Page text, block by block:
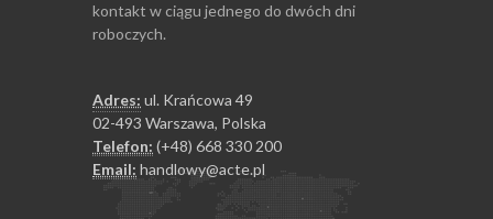
kontakt w ciągu jednego do dwóch dni
roboczych.
Adres: ul. Krańcowa 49
02-493 Warszawa, Polska
Telefon: (+48) 668 330 200
Email: handlowy@acte.pl